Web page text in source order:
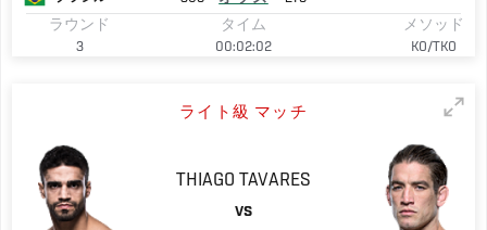
ラウンド
3
タイム
00:02:02
メソッド
KO/TKO
ライト級 マッチ
THIAGO TAVARES
VS